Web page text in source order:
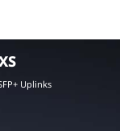
Uplinks